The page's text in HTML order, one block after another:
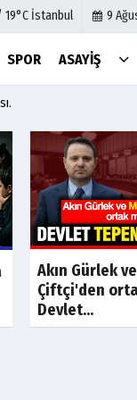
19°C İstanbul 9
SPOR ASAYIŞ
Akın Gürlek
Çiftçi'den
Devlet...